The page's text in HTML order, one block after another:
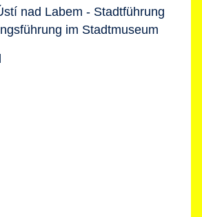
nad Labem - Stadtführung
im Stadtmuseum